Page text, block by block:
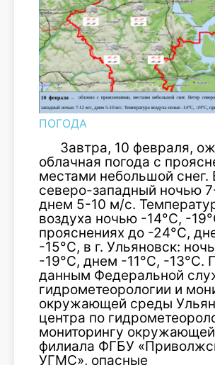
ПОГОДА
Завтра, 10 февраля,
облачная погода с
местами небольшой снег.
северо-западный ночью
днем 5-10 м/с.
воздуха ночью -14°С, -
прояснениях до -24°С,
-15°С, в г. Ульяновск:
-19°С, днем -11°С, -13°С.
данным Федеральной
гидрометеорологии и
окружающей среды
центра по
мониторингу
филиала ФГБУ
УГМС», опасные